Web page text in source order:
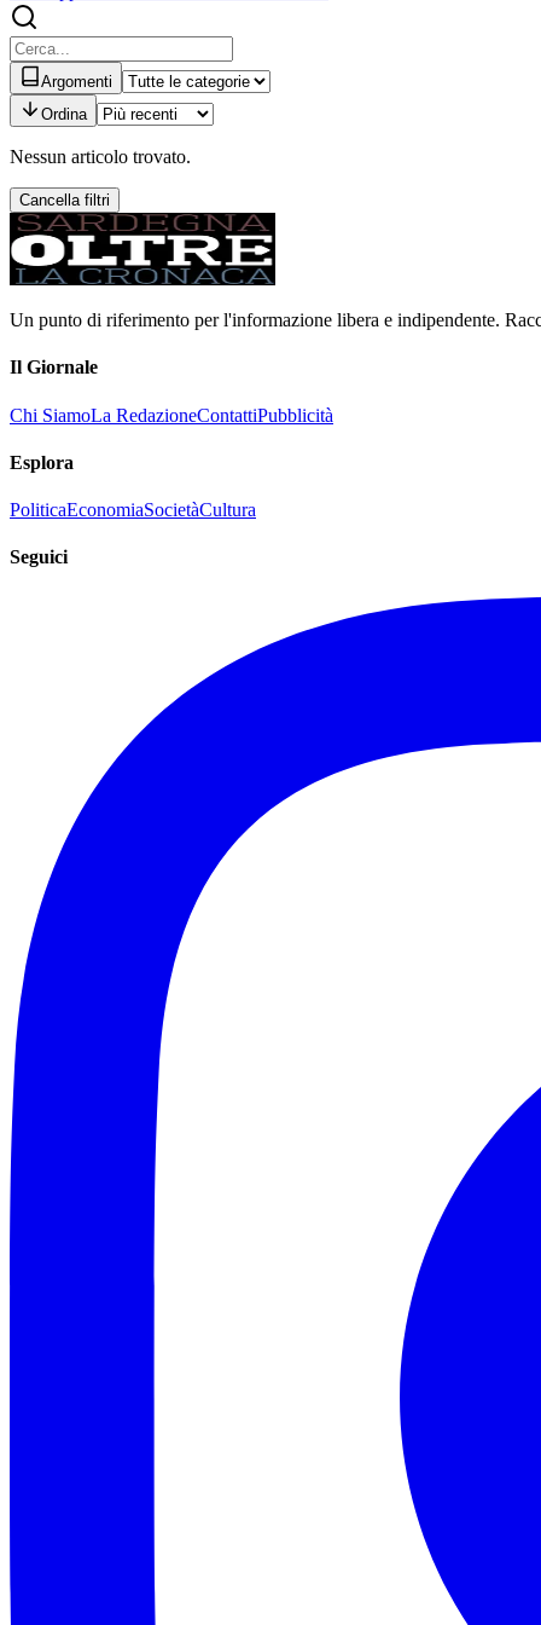
Argomenti
Ordina
Nessun articolo trovato.
Cancella filtri
Un punto di riferimento per l'informazione libera e indipendente.
Il Giornale
Chi SiamoLa RedazioneContattiPubblicità
Esplora
PoliticaEconomiaSocietàCultura
Seguici